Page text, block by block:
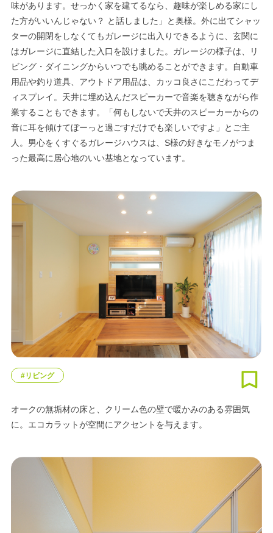
味があります。せっかく家を建てるなら、趣味が楽しめる家にし
た方がいいんじゃない？ と話しました」と奥様。外に出てシャッ
ターの開閉をしなくてもガレージに出入りできるように、玄関に
はガレージに直結した入口を設けました。ガレージの様子は、リ
ビング・ダイニングからいつでも眺めることができます。自動車
用品や釣り道具、アウトドア用品は、カッコ良さにこだわってデ
ィスプレイ。天井に埋め込んだスピーカーで音楽を聴きながら作
業することもできます。「何もしないで天井のスピーカーからの
音に耳を傾けてぼーっと過ごすだけでも楽しいですよ」とご主
人。男心をくすぐるガレージハウスは、S様の好きなモノがつま
った最高に居心地のいい基地となっています。
#リビング
オークの無垢材の床と、クリーム色の壁で暖かみのある雰囲気
に。エコカラットが空間にアクセントを与えます。